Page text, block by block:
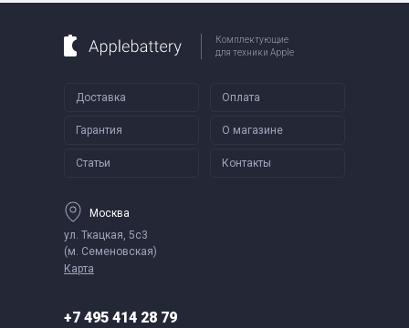
Комплектующие
для техники Apple
Доставка Оплата
Гарантия О магазине
Статьи Контакты
Москва
ул. Ткацкая, 5с3
(м. Семеновская)
Карта
+7 495 414 28 79